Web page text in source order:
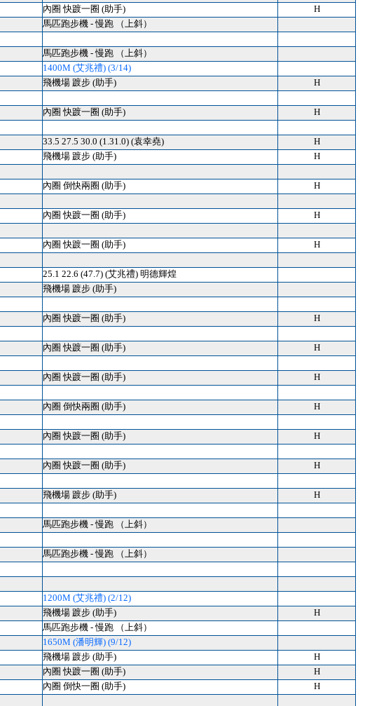
內圈 快踱一圈 (助手)
H
馬匹跑步機 - 慢跑 （上斜）
馬匹跑步機 - 慢跑 （上斜）
1400M (艾兆禮) (3/14)
飛機場 踱步 (助手)
H
內圈 快踱一圈 (助手)
H
33.5 27.5 30.0 (1.31.0) (袁幸堯)
H
飛機場 踱步 (助手)
H
內圈 倒快兩圈 (助手)
H
內圈 快踱一圈 (助手)
H
內圈 快踱一圈 (助手)
H
25.1 22.6 (47.7) (艾兆禮) 明德輝煌
飛機場 踱步 (助手)
內圈 快踱一圈 (助手)
H
內圈 快踱一圈 (助手)
H
內圈 快踱一圈 (助手)
H
內圈 倒快兩圈 (助手)
H
內圈 快踱一圈 (助手)
H
內圈 快踱一圈 (助手)
H
飛機場 踱步 (助手)
H
馬匹跑步機 - 慢跑 （上斜）
馬匹跑步機 - 慢跑 （上斜）
1200M (艾兆禮) (2/12)
飛機場 踱步 (助手)
H
馬匹跑步機 - 慢跑 （上斜）
1650M (潘明輝) (9/12)
飛機場 踱步 (助手)
H
內圈 快踱一圈 (助手)
H
內圈 倒快一圈 (助手)
H